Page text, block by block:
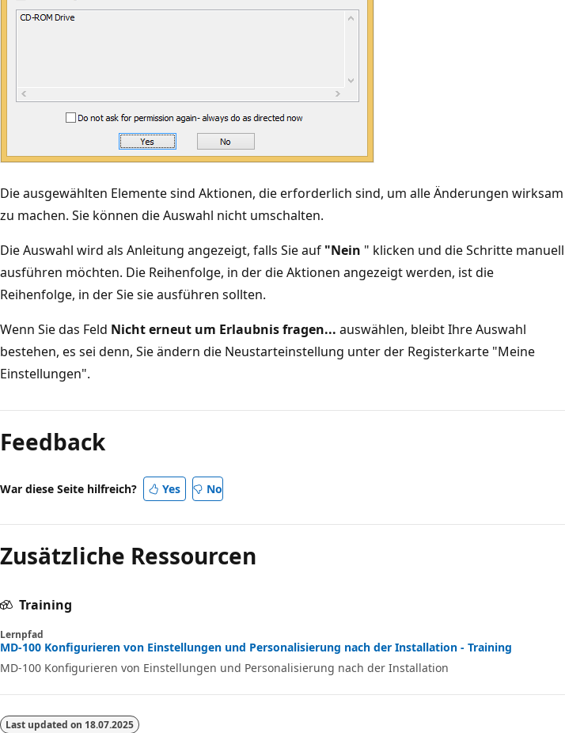
Die ausgewählten Elemente sind Aktionen, die erforderlich sind, um alle Änderungen wirksam
zu machen. Sie können die Auswahl nicht umschalten.
Die Auswahl wird als Anleitung angezeigt, falls Sie auf "Nein " klicken und die Schritte manuell
ausführen möchten. Die Reihenfolge, in der die Aktionen angezeigt werden, ist die
Reihenfolge, in der Sie sie ausführen sollten.
Wenn Sie das Feld Nicht erneut um Erlaubnis fragen... auswählen, bleibt Ihre Auswahl
bestehen, es sei denn, Sie ändern die Neustarteinstellung unter der Registerkarte "Meine
Einstellungen".
Feedback
War diese Seite hilfreich? Yes No
Zusätzliche Ressourcen
Training
Lernpfad
MD-100 Konfigurieren von Einstellungen und Personalisierung nach der Installation - Training
MD-100 Konfigurieren von Einstellungen und Personalisierung nach der Installation
Last updated on 18.07.2025